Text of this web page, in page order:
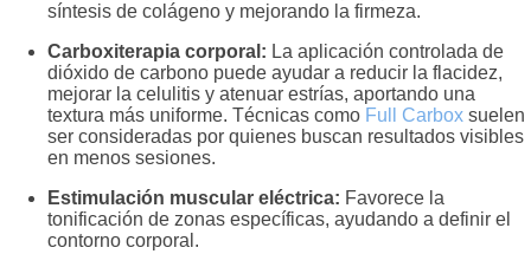
síntesis de colágeno y mejorando la firmeza.
Carboxiterapia corporal: La aplicación controlada de
dióxido de carbono puede ayudar a reducir la flacidez,
mejorar la celulitis y atenuar estrías, aportando una
textura más uniforme. Técnicas como Full Carbox suelen
ser consideradas por quienes buscan resultados visibles
en menos sesiones.
Estimulación muscular eléctrica: Favorece la
tonificación de zonas específicas, ayudando a definir el
contorno corporal.